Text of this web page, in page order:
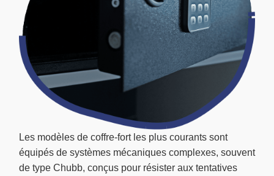
Les modèles de coffre-fort les plus courants sont
équipés de systèmes mécaniques complexes, souvent
de type Chubb, conçus pour résister aux tentatives